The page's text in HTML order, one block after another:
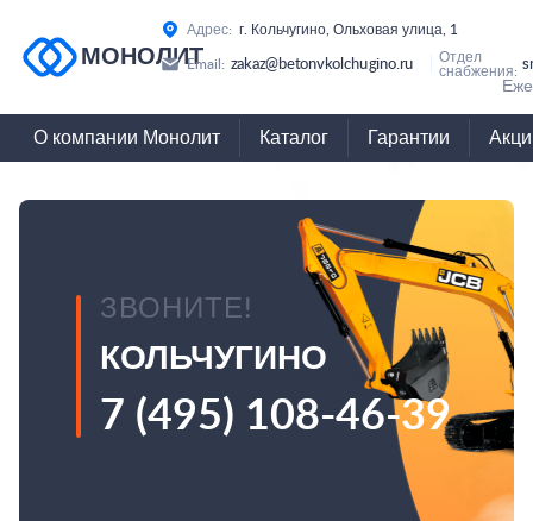
МОНОЛИТ
Адрес: г. Кольчугино, Ольховая улица, 1
Email: zakaz@betonvkolchugino.ru
Отдел
снабжения:
О компании Монолит Каталог Гарантии
ЗВОНИТЕ!
КОЛЬЧУГИНО
7 (495) 108-46-39